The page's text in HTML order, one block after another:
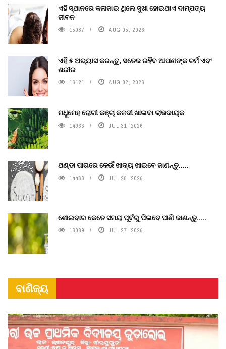
ଏହି ସ୍ଥାନରେ କଳାଜାଇ ଥିଲେ ସୁଖୀ ହୋଇଥାଏ ଦାମ୍ପତ୍ୟ
ଜୀବନ
15087 AUG 05, 2026
ଏହି ୫ ଅଭ୍ୟାସ କରନ୍ତୁ, ସତେଜ ରହିବ ଆପଣଙ୍କ ଚର୍ମ ଏବଂ
ଶରୀର
16121 AUG 02, 2026
ମଧୁମେହ ରୋଗୀ କଞ୍ଚା କଳଦୀ ଖାଇବା ଲାଭଦାୟକ
14966 JUL 31, 2026
ଥଣ୍ଡା ପାଗରେ କେଉଁ ଖାଦ୍ୟ ଖାଇବେ ଜାଣନ୍ତୁ.....
14466 JUL 28, 2026
ଶୋଇବାର କେତେ ସମୟ ପୂର୍ବରୁ ପିଇବେ ପାଣି ଜାଣନ୍ତୁ.....
16089 JUL 27, 2026
ବାଣିଜ୍ୟ